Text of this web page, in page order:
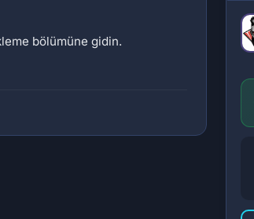
bölümüne gidin.